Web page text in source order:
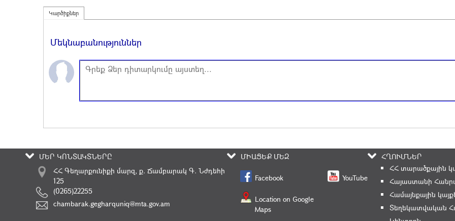
Կարծիքներ
Մեկնաբանություններ
ՄԵՐ ԿՈՆՏԱԿՏՆԵՐԸ ՄԻԱՑԵՔ ՄԵԶ
ՀՂՈՒՄՆԵՐ
ՀՀ Գեղարքունիքի մարզ, ք. Ճամբարակ Գ. Նժդեհի
125
(0265)22255
chambarak.gegharquniq@mta.gov.am
Facebook
Location on Google
Maps
YouTube
ՀՀ տարածքային
Հայաստանի
Համայնքային
Տեղեկատվական